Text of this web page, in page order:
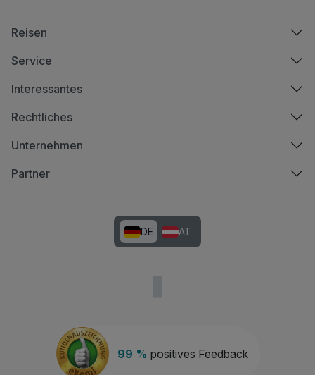
99 % positives Feedback
Reisen
Service
Interessantes
Rechtliches
Unternehmen
Partner
DE AT